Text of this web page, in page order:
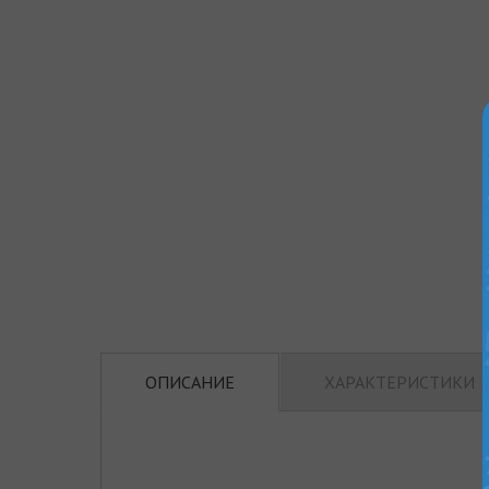
ОПИСАНИЕ ХАРАКТЕРИСТИКИ